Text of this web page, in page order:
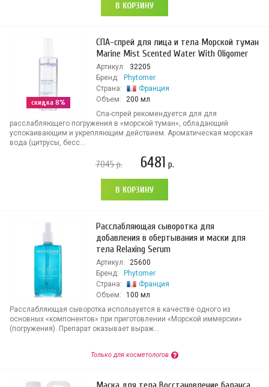
В КОРЗИНУ
скидка 8%
СПА-спрей для лица и тела Морской туман
Marine Mist Scented Water With Oligomer
Артикул:
32205
Бренд:
Phytomer
Страна:
Франция
Объем:
200 мл
Спа-спрей рекомендуется для для
расслабляющего погружения в «морской туман», обладающий
успокаивающим и укрепляющим действием. Ароматическая морская
вода (цитрусы, бесс...
7045р. 6481 р.
В КОРЗИНУ
Расслабляющая сыворотка для
добавления в обертывания и маски для
тела Relaxing Serum
Артикул:
25600
Бренд:
Phytomer
Страна:
Франция
Объем:
100 мл
Расслабляющая сыворотка используется в качестве одного из
основных «компонентов» при приготовлении «Морской иммерсии»
(погружения). Препарат оказывает выраж...
Только для косметологов